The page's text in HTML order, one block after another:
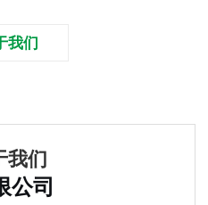
我们
我们
公司